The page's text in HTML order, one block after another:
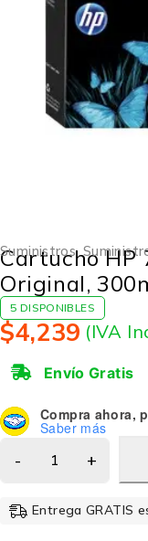
Suministros,
Cartucho HP
Original,
5 DISPONIBLES
$4,239 (IVA
Envío Gratis
Compra ahora,
Saber más
Entrega GRATIS